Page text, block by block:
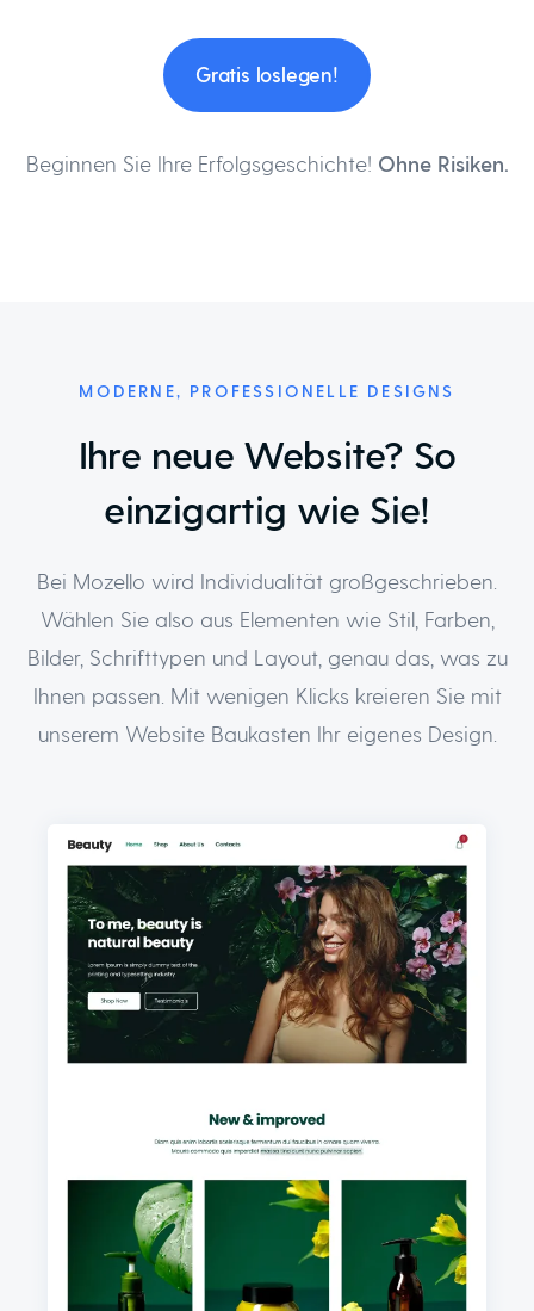
Gratis loslegen!
Beginnen Sie Ihre Erfolgsgeschichte! Ohne Risiken.
MODERNE, PROFESSIONELLE DESIGNS
Ihre neue Website? So
einzigartig wie Sie!
Bei Mozello wird Individualität großgeschrieben.
Wählen Sie also aus Elementen wie Stil, Farben,
Bilder, Schrifttypen und Layout, genau das, was zu
Ihnen passen. Mit wenigen Klicks kreieren Sie mit
unserem Website Baukasten Ihr eigenes Design.